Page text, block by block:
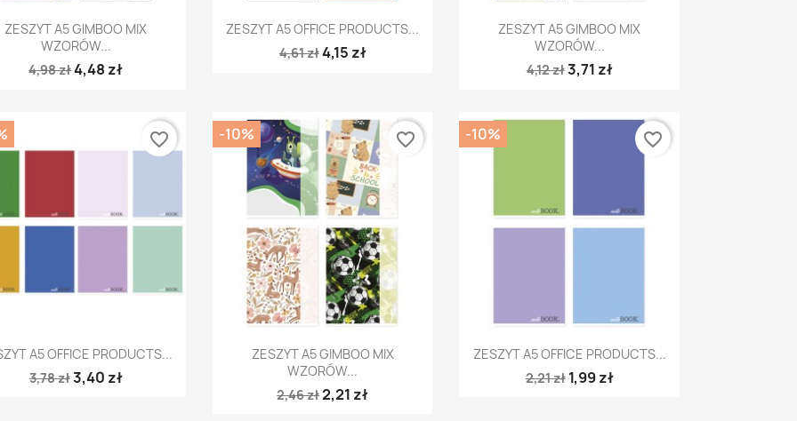
Szybki podgląd
ZESZYT A5 GIMBOO MIX
WZORÓW...
4,98 zł4,48 zł
Szybki podgląd
ZESZYT A5 OFFICE PRODUCTS...
4,61 zł4,15 zł
Szybki podgląd
ZESZYT A5 GIMBOO MIX
WZORÓW...
4,12 zł3,71 zł
Szybki podgląd
A5 OFFICE PRODUCTS...
3,78 zł3,40 zł
favorite_border
Szybki podgląd
ZESZYT A5 GIMBOO MIX
WZORÓW...
2,46 zł2,21 zł
-10% favorite_border
Szybki podgląd
ZESZYT A5 OFFICE PRODUCTS...
2,21 zł 1,99 zł
-10% favorite_border